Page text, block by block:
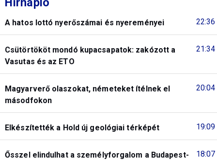
22:36
A hatos lottó nyerőszámai és nyereményei
21:34
Csütörtököt mondó kupacsapatok: zakózott a
Vasutas és az ETO
20:04
Magyarverő olaszokat, németeket ítélnek el
másodfokon
19:09
Elkészítették a Hold új geológiai térképét
18:07
Ősszel elindulhat a személyforgalom a Budapest-